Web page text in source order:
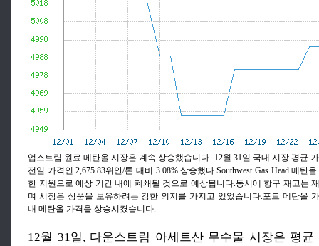
업스트림 원료 메탄올 시장은 계속 상승했습니다. 12월 31일 국내 시장 평균
전일 가격인 2,675.83위안/톤 대비 3.08% 상승했다.Southwest Gas Head 메탄
한 지원으로 예상 기간 내에 폐쇄될 것으로 예상됩니다.동시에 항구 재고는
며 시장은 상품을 보유하려는 강한 의지를 가지고 있었습니다.포트 메탄올
내 메탄올 가격을 상승시켰습니다.
12월 31일, 다운스트림 아세트산 무수물 시장은 평